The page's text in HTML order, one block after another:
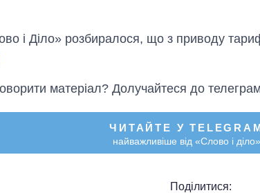
і Діло» розбиралося, що з приводу
матеріал? Долучайтеся до
ЧИТАЙТЕ У
найважливіше від «Слово і діло»
Поділитися: